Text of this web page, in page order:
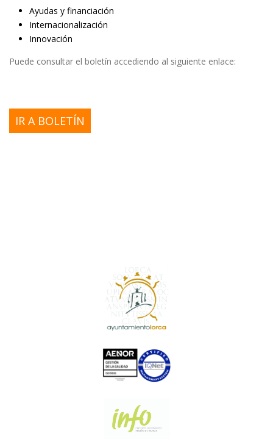
Ayudas y financiación
Internacionalización
Innovación
Puede consultar el boletín accediendo al siguiente enlace:
IR A BOLETÍN